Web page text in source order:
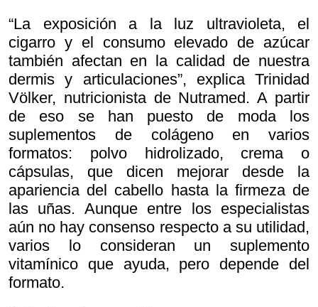
“La exposición a la luz ultravioleta, el
cigarro y el consumo elevado de azúcar
también afectan en la calidad de nuestra
dermis y articulaciones”, explica Trinidad
Völker, nutricionista de Nutramed. A partir
de eso se han puesto de moda los
suplementos de colágeno en varios
formatos: polvo hidrolizado, crema o
cápsulas, que dicen mejorar desde la
apariencia del cabello hasta la firmeza de
las uñas. Aunque entre los especialistas
aún no hay consenso respecto a su utilidad,
varios lo consideran un suplemento
vitamínico que ayuda, pero depende del
formato.